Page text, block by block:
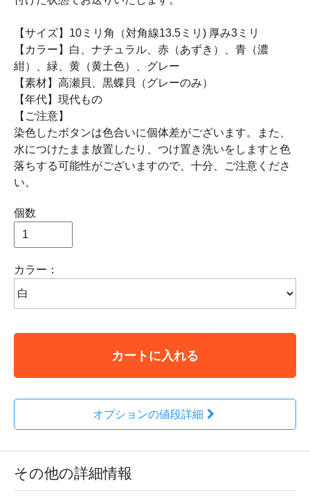
【サイズ】10ミリ角（対角線13.5ミリ) 厚み3ミリ
【カラー】白、ナチュラル、赤（あずき）、青（濃
紺）、緑、黄（黄土色）、グレー
【素材】高瀬貝、黒蝶貝（グレーのみ）
【年代】現代もの
【ご注意】
染色したボタンは色合いに個体差がございます。また、
水につけたまま放置したり、つけ置き洗いをしますと色
落ちする可能性がございますので、十分、ご注意くださ
い。
個数
カラー：
カートに入れる
オプションの値段詳細
その他の詳細情報